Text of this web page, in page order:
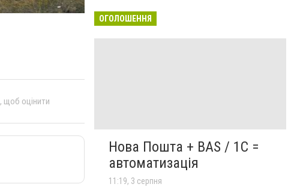
, щоб оцінити
ОГОЛОШЕННЯ
Нова Пошта + BAS / 1C =
автоматизація
11:19, 3 серпня